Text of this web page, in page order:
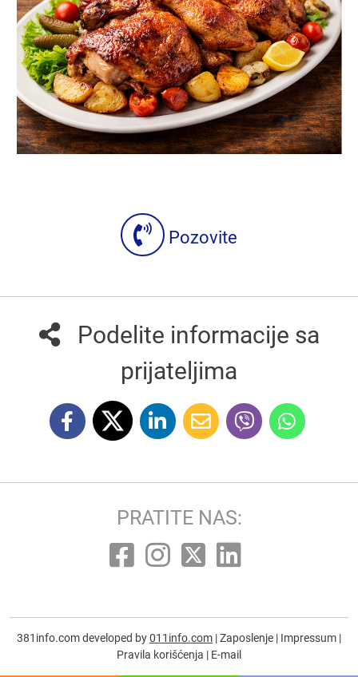
Pozovite
Podelite informacije sa
prijateljima
PRATITE NAS:
381info.com developed by011info.com |Zaposlenje | Impressum |
Pravila korišćenja | E-mail